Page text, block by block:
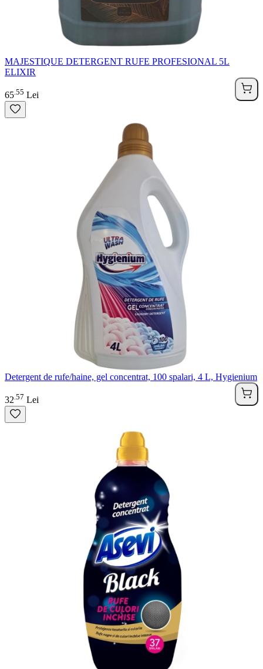
MAJESTIQUE DETERGENT RUFE PROFESIONAL 5L
ELIXIR
65 55 Lei
Detergent de rufe/haine, gel concentrat, 100 spalari, 4 L, Hygienium
32 57 Lei